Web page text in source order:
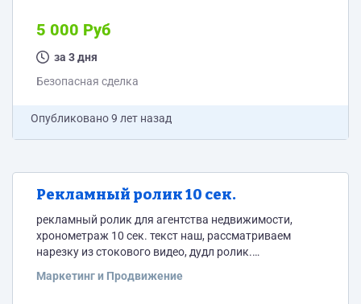
правильный профиль, страница ВК. Задача: нужно
вести активную жизнь для локального рынка в этих
программах, город Подольск Московской области.
ТВ, визуализируем...
5 000 Руб
за 3 дня
Безопасная сделка
Опубликовано9 лет назад
Рекламный ролик 10 сек.
рекламный ролик для агентства недвижимости,
хронометраж 10 сек. текст наш, рассматриваем
нарезку из стокового видео, дудл ролик.
Маркетинг и Продвижение